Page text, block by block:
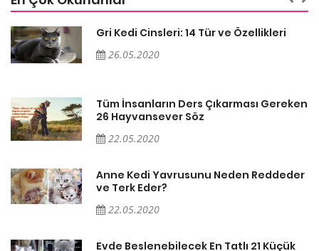
Gri Kedi Cinsleri: 14 Tür ve Özellikleri
26.05.2020
Tüm İnsanların Ders Çıkarması Gereken
26 Hayvansever Söz
22.05.2020
Anne Kedi Yavrusunu Neden Reddeder
ve Terk Eder?
22.05.2020
Evde Beslenebilecek En Tatlı 21 Küçük